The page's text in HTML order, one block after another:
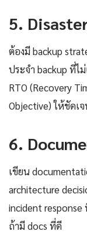
5.
ต้องมี backup
ประจำ backup ที่ไ
RTO (Recovery
Objective) ให้ชัดเ
6.
เขียน
architecture
incident response
ถ้ามี docs ที่ดี